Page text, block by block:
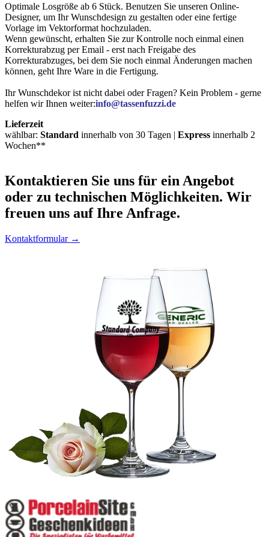
Optimale Losgröße ab 6 Stück. Benutzen Sie unseren Online-
Designer, um Ihr Wunschdesign zu gestalten oder eine fertige
Vorlage im Vektorformat hochzuladen.
Wenn gewünscht, erhalten Sie zur Kontrolle noch einmal einen
Korrekturabzug per Email - erst nach Freigabe des
Korrekturabzuges, bei dem Sie noch einmal Änderungen machen
können, geht Ihre Ware in die Fertigung.
Ihr Wunschdekor ist nicht dabei oder Fragen? Kein Problem - gerne
helfen wir Ihnen weiter:info@tassenfuzzi.de
Lieferzeit
wählbar: Standard innerhalb von 30 Tagen | Express innerhalb 2
Wochen**
Kontaktieren Sie uns für ein Angebot
oder zu technischen Möglichkeiten. Wir
freuen uns auf Ihre Anfrage.
Kontaktformular →